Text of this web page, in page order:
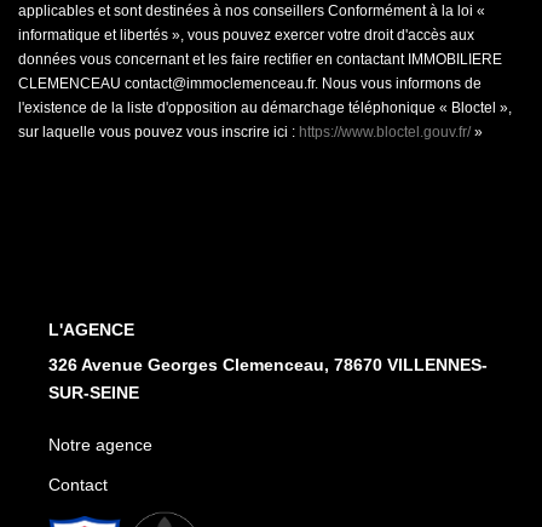
applicables et sont destinées à nos conseillers Conformément à la loi «
informatique et libertés », vous pouvez exercer votre droit d'accès aux
données vous concernant et les faire rectifier en contactant IMMOBILIERE
CLEMENCEAU contact@immoclemenceau.fr. Nous vous informons de
l'existence de la liste d'opposition au démarchage téléphonique « Bloctel »,
sur laquelle vous pouvez vous inscrire ici : https://www.bloctel.gouv.fr/»
L'AGENCE
326 Avenue Georges Clemenceau, 78670 VILLENNES-
SUR-SEINE
Notre agence
Contact